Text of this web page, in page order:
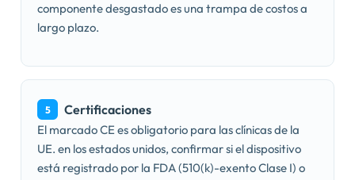
componente desgastado es una trampa de costos a
largo plazo.
5 Certificaciones
El marcado CE es obligatorio para las clínicas de la
UE. en los estados unidos, confirmar si el dispositivo
está registrado por la FDA (510(k)-exento Clase I) o